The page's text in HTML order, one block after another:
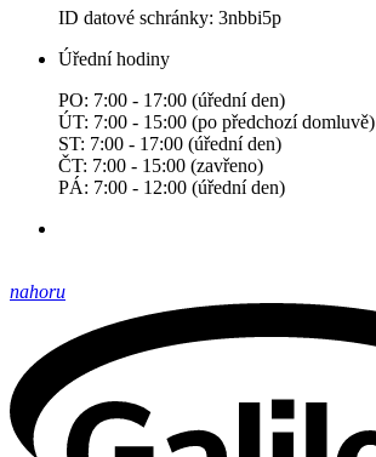
ID datové schránky: 3nbbi5p
Úřední hodiny
PO: 7:00 - 17:00 (úřední den)
ÚT: 7:00 - 15:00 (po předchozí domluvě)
ST: 7:00 - 17:00 (úřední den)
ČT: 7:00 - 15:00 (zavřeno)
PÁ: 7:00 - 12:00 (úřední den)
nahoru